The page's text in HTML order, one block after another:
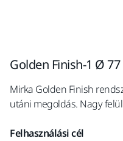
Golden Finish-1 Ø
Mirka Golden Finish
utáni megoldás. Nagy
Felhasználási cél